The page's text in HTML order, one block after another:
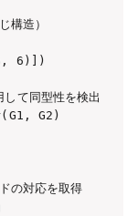
構造）
6)])
て同型性を検出
G2)
の対応を取得